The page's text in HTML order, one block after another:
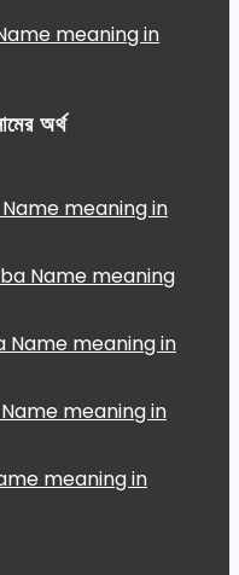
Name meaning in
অর্থ
Name meaning in
Name meaning in
Name meaning in